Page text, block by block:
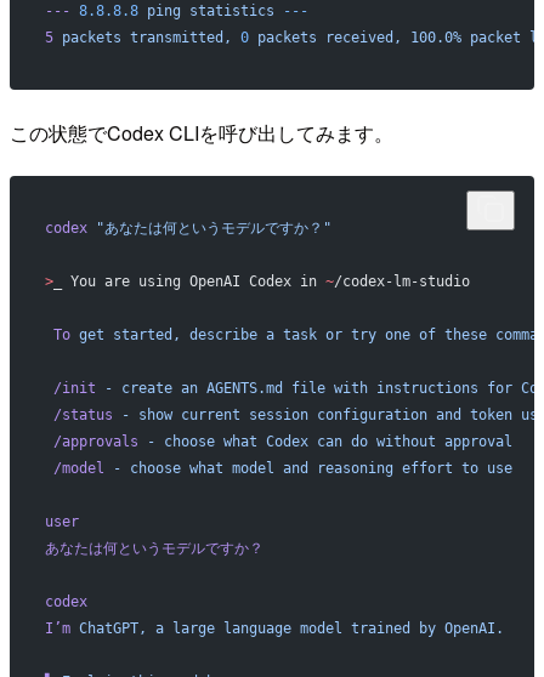
--- 8.8.8.8 ping statistics ---
5 packets transmitted, 0 packets received, 100.0% packet
この状態でCodex CLIを呼び出してみます。
codex "あなたは何というモデルですか？"
>_ You are using OpenAI Codex in ~/codex-lm-studio
To get started, describe a task or try one of these
/init - create an AGENTS.md file with instructions for
/status - show current session configuration and token
/approvals - choose what Codex can do without approval
/model - choose what model and reasoning effort to use
user
あなたは何というモデルですか？
codex
I’m ChatGPT, a large language model trained by OpenAI.